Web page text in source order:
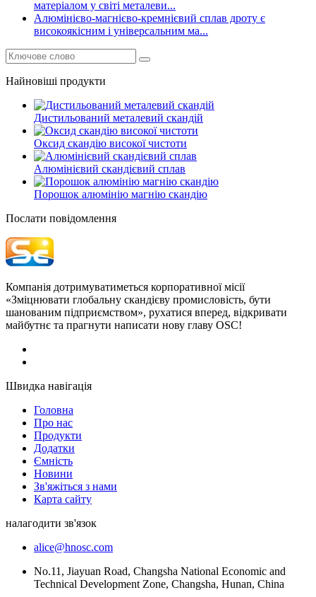
матеріалом у світі металеви...
Алюмінієво-магнієво-кремнієвий сплав дроту є
високоякісним і універсальним ма...
Найновіші продукти
Дистильований металевий скандій
Оксид скандію високої чистоти
Алюмінієвий скандієвий сплав
Порошок алюмінію магнію скандію
Послати повідомлення
Компанія дотримуватиметься корпоративної місії
«Зміцнювати глобальну скандієву промисловість, бути
шанованим підприємством», рухатися вперед, відкривати
майбутнє та прагнути написати нову главу OSC!
Швидка навігація
Головна
Про нас
Продукти
Додатки
Ємність
Новини
Зв'яжіться з нами
Карта сайту
налагодити зв'язок
alice@hnosc.com
No.11, Jiayuan Road, Changsha National Economic and
Technical Development Zone, Changsha, Hunan, China